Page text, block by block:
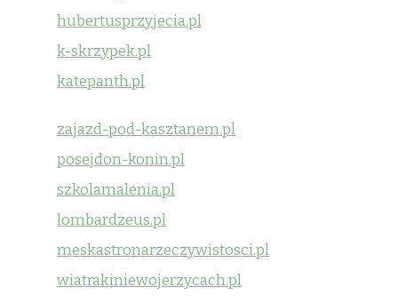
hubertusprzyjecia.pl
k-skrzypek.pl
katepanth.pl
zajazd-pod-kasztanem.pl
posejdon-konin.pl
szkolamalenia.pl
lombardzeus.pl
meskastronarzeczywistosci.pl
wiatrakiniewojerzycach.pl